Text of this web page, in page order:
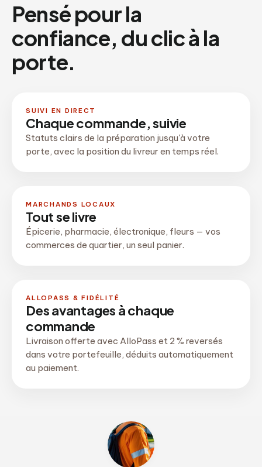
Pensé pour la
confiance, du clic à la
porte.
SUIVI EN DIRECT
Chaque commande, suivie
Statuts clairs de la préparation jusqu'à votre
porte, avec la position du livreur en temps réel.
MARCHANDS LOCAUX
Tout se livre
Épicerie, pharmacie, électronique, fleurs — vos
commerces de quartier, un seul panier.
ALLOPASS & FIDÉLITÉ
Des avantages à chaque
commande
Livraison offerte avec AlloPass et 2 % reversés
dans votre portefeuille, déduits automatiquement
au paiement.